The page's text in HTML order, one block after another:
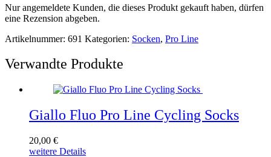
Nur angemeldete Kunden, die dieses Produkt gekauft haben, dürfen
eine Rezension abgeben.
Artikelnummer: 691 Kategorien: Socken, Pro Line
Verwandte Produkte
Giallo Fluo Pro Line Cycling Socks
20,00 €
weitere DetailsDieses